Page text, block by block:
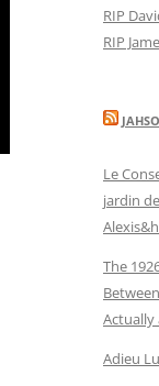
RIP
RIP
Le
jardin
The
Actually
Adieu